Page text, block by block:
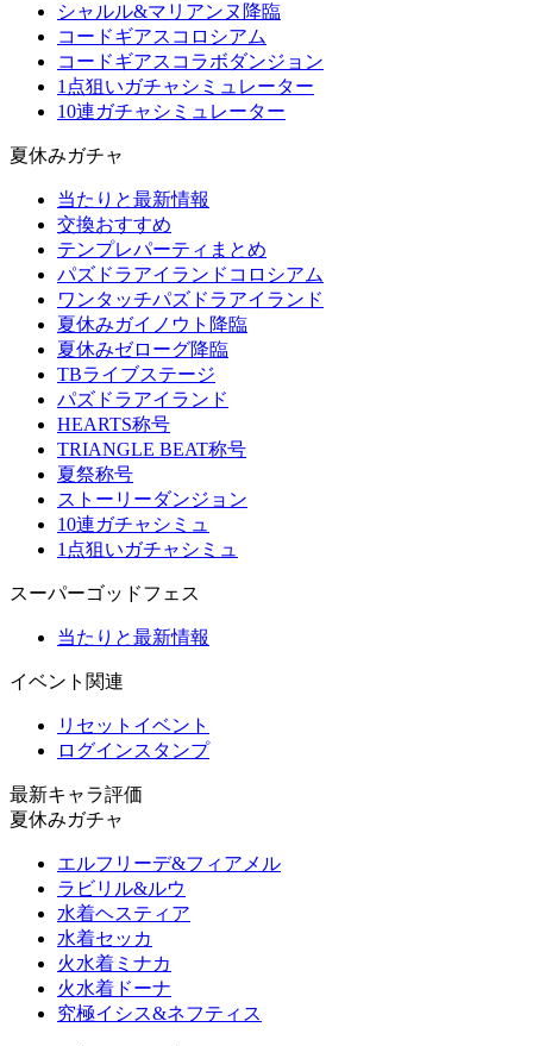
シャルル&マリアンヌ降臨
コードギアスコロシアム
コードギアスコラボダンジョン
1点狙いガチャシミュレーター
10連ガチャシミュレーター
夏休みガチャ
当たりと最新情報
交換おすすめ
テンプレパーティまとめ
パズドラアイランドコロシアム
ワンタッチパズドラアイランド
夏休みガイノウト降臨
夏休みゼローグ降臨
TBライブステージ
パズドラアイランド
HEARTS称号
TRIANGLE BEAT称号
夏祭称号
ストーリーダンジョン
10連ガチャシミュ
1点狙いガチャシミュ
スーパーゴッドフェス
当たりと最新情報
イベント関連
リセットイベント
ログインスタンプ
最新キャラ評価
夏休みガチャ
エルフリーデ&フィアメル
ラビリル&ルウ
水着ヘスティア
水着セッカ
火水着ミナカ
火水着ドーナ
究極イシス&ネフティス